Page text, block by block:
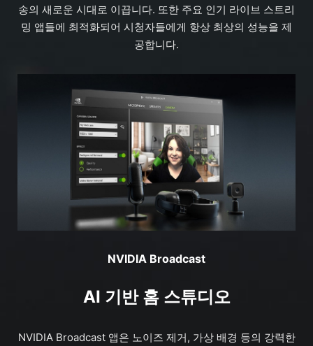
송의 새로운 시대로 이끕니다. 또한 주요 인기 라이브 스트리
밍 앱들에 최적화되어 시청자들에게 항상 최상의 성능을 제
공합니다.
NVIDIA Broadcast
AI 기반 홈 스튜디오
NVIDIA Broadcast 앱은 노이즈 제거, 가상 배경 등의 강력한